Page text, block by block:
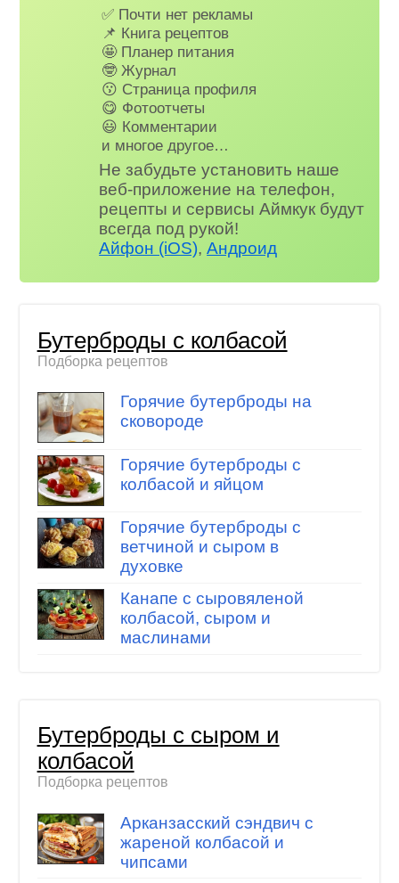
✅ Почти нет рекламы
📌 Книга рецептов
🤩 Планер питания
🤓 Журнал
😗 Страница профиля
😋 Фотоотчеты
😃 Комментарии
и многое другое…
Не забудьте установить наше
веб-приложение на телефон,
рецепты и сервисы Аймкук будут
всегда под рукой!
Айфон (iOS),Андроид
Бутерброды с колбасой
Подборка рецептов
Горячие бутерброды на
сковороде
Горячие бутерброды с
колбасой и яйцом
Горячие бутерброды с
ветчиной и сыром в
духовке
Канапе с сыровяленой
колбасой, сыром и
маслинами
Бутерброды с сыром и
колбасой
Подборка рецептов
Арканзасский сэндвич с
жареной колбасой и
чипсами